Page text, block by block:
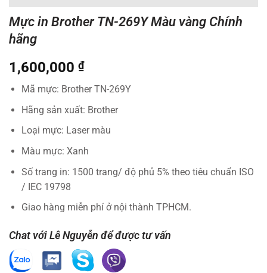
Mực in Brother TN-269Y Màu vàng Chính
hãng
1,600,000 ₫
Mã mực: Brother TN-269Y
Hãng sản xuất: Brother
Loại mực: Laser màu
Màu mực: Xanh
Số trang in: 1500 trang/ độ phủ 5% theo tiêu chuẩn ISO
/ IEC 19798
Giao hàng miễn phí ở nội thành TPHCM.
Chat với Lê Nguyễn để được tư vấn